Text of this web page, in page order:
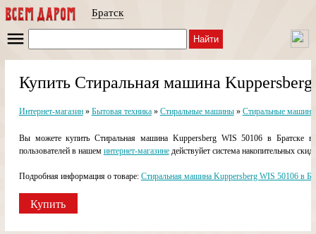
Братск
Найти
Купить Стиральная машина Kuppersberg
Интернет-магазин» Бытовая техника» Стиральные машины» Стиральные
Вы можете купить Стиральная машина Kuppersberg WIS 50106 в Братске в
пользователей в нашем интернет-магазинедействуйет система накопительных
Подробная информация о товаре: Стиральная машина Kuppersberg WIS 50106 в
Купить